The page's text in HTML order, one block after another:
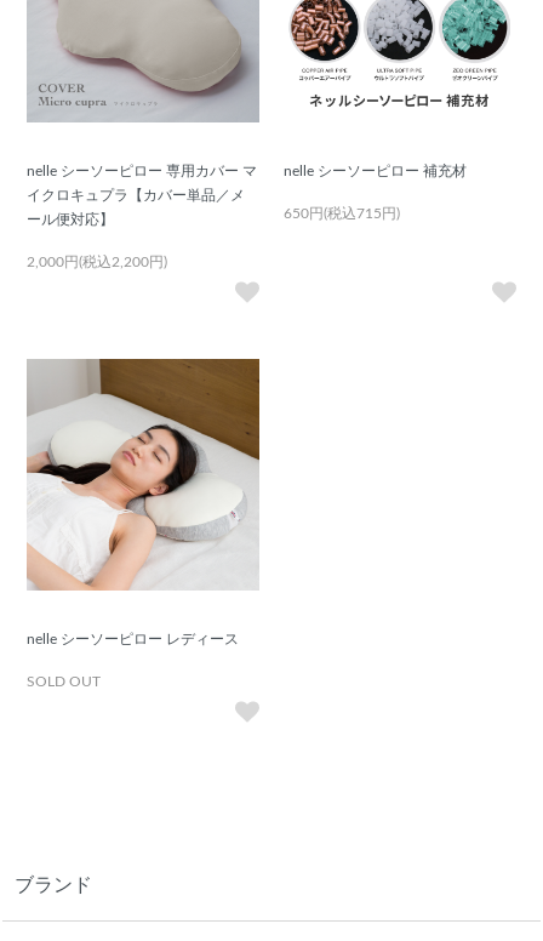
nelle シーソーピロー 専用カバー マ
イクロキュプラ【カバー単品／メ
ール便対応】
2,000円(税込2,200円)
nelle シーソーピロー 補充材
650円(税込715円)
nelle シーソーピロー レディース
SOLD OUT
ブランド